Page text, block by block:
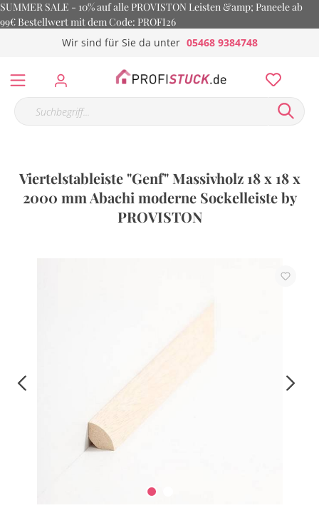
SUMMER SALE - 10% auf alle PROVISTON Leisten &amp; Paneele ab
99€ Bestellwert mit dem Code: PROFI26
Wir sind für Sie da unter 05468 9384748
Viertelstableiste "Genf" Massivholz 18 x 18 x
2000 mm Abachi moderne Sockelleiste by
PROVISTON